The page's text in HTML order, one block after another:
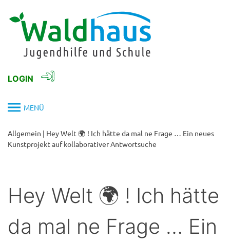
content
LOGIN
MENÜ
Allgemein | Hey Welt 🌍 ! Ich hätte da mal ne Frage … Ein neues
Kunstprojekt auf kollaborativer Antwortsuche
Hey Welt 🌍 ! Ich hätte
da mal ne Frage … Ein